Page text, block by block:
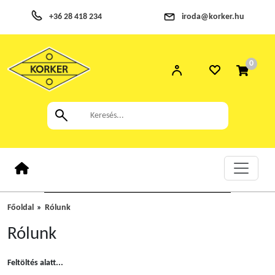
+36 28 418 234 iroda@korker.hu
0
Főoldal Rólunk
Rólunk
Feltöltés alatt...